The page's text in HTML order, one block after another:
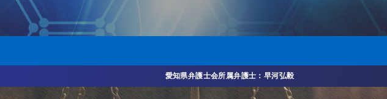
愛知県弁護士会所属弁護士：早河弘毅